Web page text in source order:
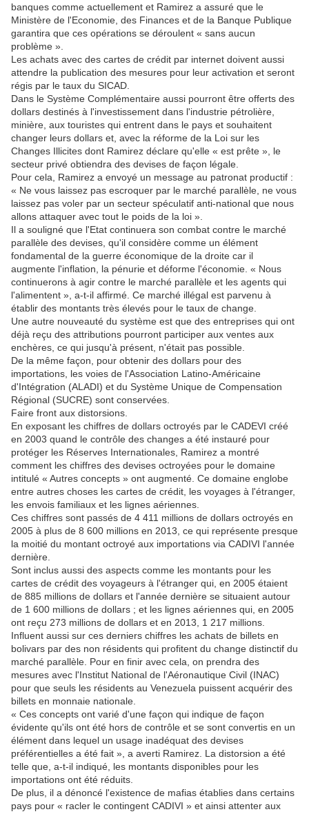
banques comme actuellement et Ramirez a assuré que le
Ministère de l'Economie, des Finances et de la Banque Publique
garantira que ces opérations se déroulent « sans aucun
problème ».
Les achats avec des cartes de crédit par internet doivent aussi
attendre la publication des mesures pour leur activation et seront
régis par le taux du SICAD.
Dans le Système Complémentaire aussi pourront être offerts des
dollars destinés à l'investissement dans l'industrie pétrolière,
minière, aux touristes qui entrent dans le pays et souhaitent
changer leurs dollars et, avec la réforme de la Loi sur les
Changes Illicites dont Ramirez déclare qu'elle « est prête », le
secteur privé obtiendra des devises de façon légale.
Pour cela, Ramirez a envoyé un message au patronat productif :
« Ne vous laissez pas escroquer par le marché parallèle, ne vous
laissez pas voler par un secteur spéculatif anti-national que nous
allons attaquer avec tout le poids de la loi ».
Il a souligné que l'Etat continuera son combat contre le marché
parallèle des devises, qu'il considère comme un élément
fondamental de la guerre économique de la droite car il
augmente l'inflation, la pénurie et déforme l'économie. « Nous
continuerons à agir contre le marché parallèle et les agents qui
l'alimentent », a-t-il affirmé. Ce marché illégal est parvenu à
établir des montants très élevés pour le taux de change.
Une autre nouveauté du système est que des entreprises qui ont
déjà reçu des attributions pourront participer aux ventes aux
enchères, ce qui jusqu'à présent, n'était pas possible.
De la même façon, pour obtenir des dollars pour des
importations, les voies de l'Association Latino-Américaine
d'Intégration (ALADI) et du Système Unique de Compensation
Régional (SUCRE) sont conservées.
Faire front aux distorsions.
En exposant les chiffres de dollars octroyés par le CADEVI créé
en 2003 quand le contrôle des changes a été instauré pour
protéger les Réserves Internationales, Ramirez a montré
comment les chiffres des devises octroyées pour le domaine
intitulé « Autres concepts » ont augmenté. Ce domaine englobe
entre autres choses les cartes de crédit, les voyages à l'étranger,
les envois familiaux et les lignes aériennes.
Ces chiffres sont passés de 4 411 millions de dollars octroyés en
2005 à plus de 8 600 millions en 2013, ce qui représente presque
la moitié du montant octroyé aux importations via CADIVI l'année
dernière.
Sont inclus aussi des aspects comme les montants pour les
cartes de crédit des voyageurs à l'étranger qui, en 2005 étaient
de 885 millions de dollars et l'année dernière se situaient autour
de 1 600 millions de dollars ; et les lignes aériennes qui, en 2005
ont reçu 273 millions de dollars et en 2013, 1 217 millions.
Influent aussi sur ces derniers chiffres les achats de billets en
bolivars par des non résidents qui profitent du change distinctif du
marché parallèle. Pour en finir avec cela, on prendra des
mesures avec l'Institut National de l'Aéronautique Civil (INAC)
pour que seuls les résidents au Venezuela puissent acquérir des
billets en monnaie nationale.
« Ces concepts ont varié d'une façon qui indique de façon
évidente qu'ils ont été hors de contrôle et se sont convertis en un
élément dans lequel un usage inadéquat des devises
préférentielles a été fait », a averti Ramirez. La distorsion a été
telle que, a-t-il indiqué, les montants disponibles pour les
importations ont été réduits.
De plus, il a dénoncé l'existence de mafias établies dans certains
pays pour « racler le contingent CADIVI » et ainsi attenter aux